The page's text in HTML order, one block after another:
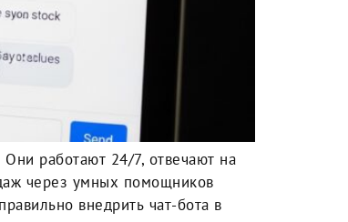
работают 24/7, отвечают на
через умных помощников
внедрить чат-бота в